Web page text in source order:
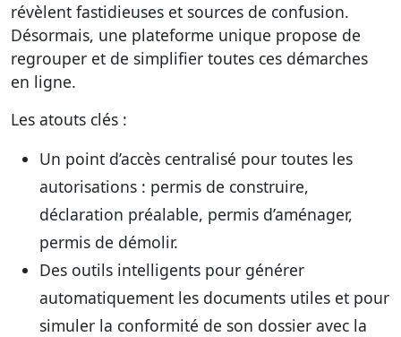
révèlent fastidieuses et sources de confusion.
Désormais, une plateforme unique propose de
regrouper et de simplifier toutes ces démarches
en ligne.
Les atouts clés :
Un point d’accès centralisé pour toutes les
autorisations : permis de construire,
déclaration préalable, permis d’aménager,
permis de démolir.
Des outils intelligents pour générer
automatiquement les documents utiles et pour
simuler la conformité de son dossier avec la